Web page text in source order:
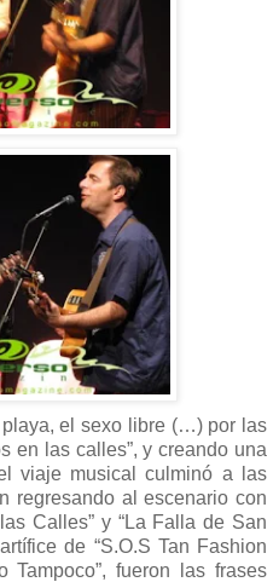
el sexo libre (…) por las
en las calles”, y creando una
viaje musical culminó a las
regresando al escenario con
Calles” y “La Falla de San
de “S.O.S Tan Fashion
Tampoco”, fueron las frases